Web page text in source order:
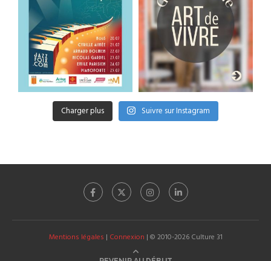
Charger plus Suivre sur Instagram
Mentions légales | Connexion | © 2010-2026 Culture 31